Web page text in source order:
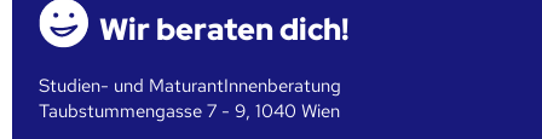
Wir beraten dich!
Studien- und MaturantInnenberatung
Taubstummengasse 7 - 9, 1040 Wien